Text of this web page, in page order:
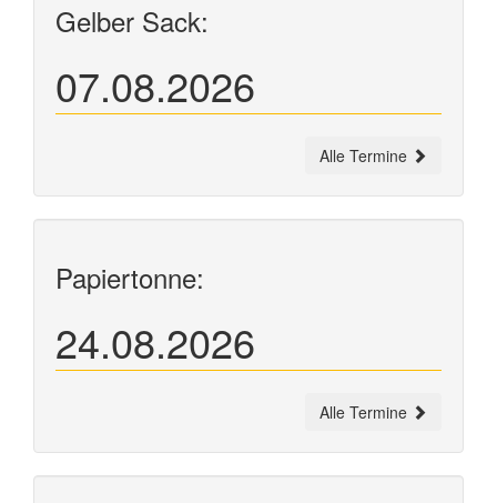
Gelber Sack:
07.08.2026
Alle Termine
Papiertonne:
24.08.2026
Alle Termine